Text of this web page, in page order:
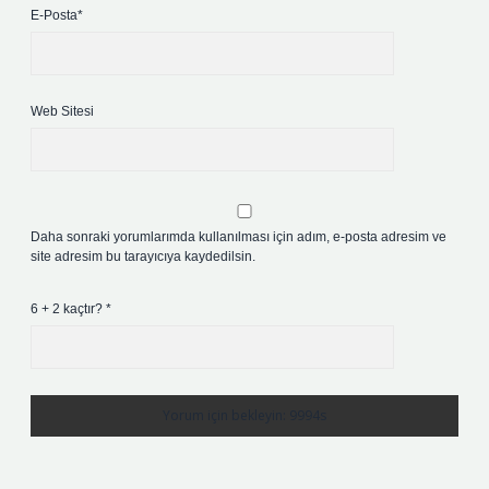
E-Posta*
Web Sitesi
Daha sonraki yorumlarımda kullanılması için adım, e-posta adresim ve
site adresim bu tarayıcıya kaydedilsin.
6 + 2 kaçtır? *